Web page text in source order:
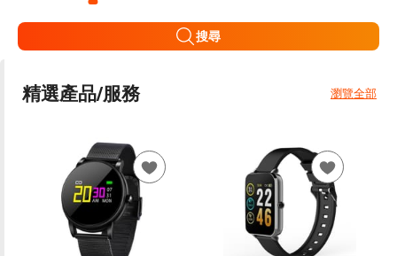
搜尋
精選產品/服務 瀏覽全部